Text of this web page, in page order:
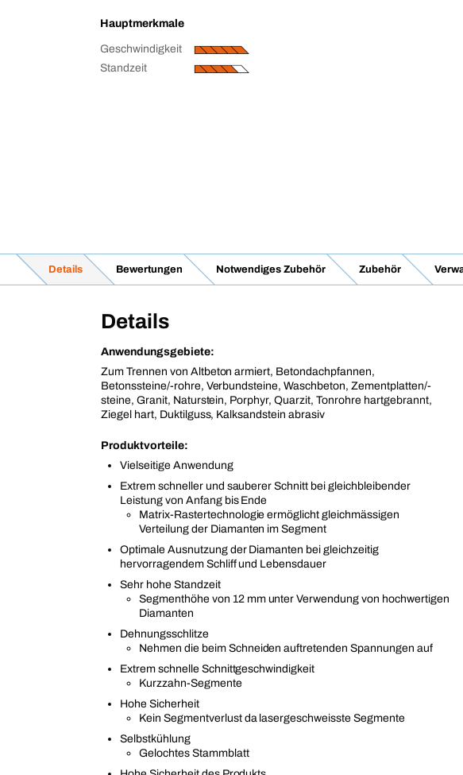
Hauptmerkmale
Geschwindigkeit
Standzeit
Details Bewertungen Notwendiges Zubehör Zubehör
Details
Anwendungsgebiete:
Zum Trennen von Altbeton armiert, Betondachpfannen,
Betonssteine/-rohre, Verbundsteine, Waschbeton, Zementplatten/-
steine, Granit, Naturstein, Porphyr, Quarzit, Tonrohre hartgebrannt,
Ziegel hart, Duktilguss, Kalksandstein abrasiv
Produktvorteile:
Vielseitige Anwendung
Extrem schneller und sauberer Schnitt bei gleichbleibender
Leistung von Anfang bis Ende
Matrix-Rastertechnologie ermöglicht gleichmässigen
Verteilung der Diamanten im Segment
Optimale Ausnutzung der Diamanten bei gleichzeitig
hervorragendem Schliff und Lebensdauer
Sehr hohe Standzeit
Segmenthöhe von 12 mm unter Verwendung von hochwertigen
Diamanten
Dehnungsschlitze
Nehmen die beim Schneiden auftretenden Spannungen auf
Extrem schnelle Schnittgeschwindigkeit
Kurzzahn-Segmente
Hohe Sicherheit
Kein Segmentverlust da lasergeschweisste Segmente
Selbstkühlung
Gelochtes Stammblatt